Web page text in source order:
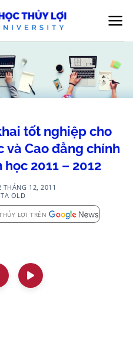
tốt nghiệp cho
và Cao đẳng chính
2011 – 2012
THÁNG 12, 2011
OLD
LỢI TRÊN